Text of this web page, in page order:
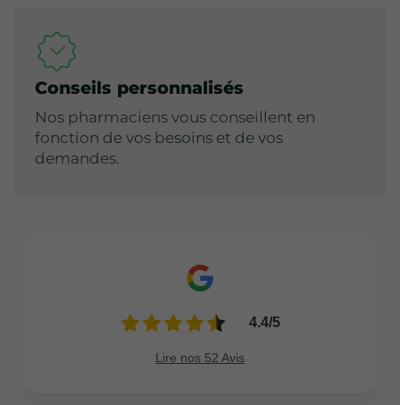
Conseils personnalisés
Nos pharmaciens vous conseillent en
fonction de vos besoins et de vos
demandes.